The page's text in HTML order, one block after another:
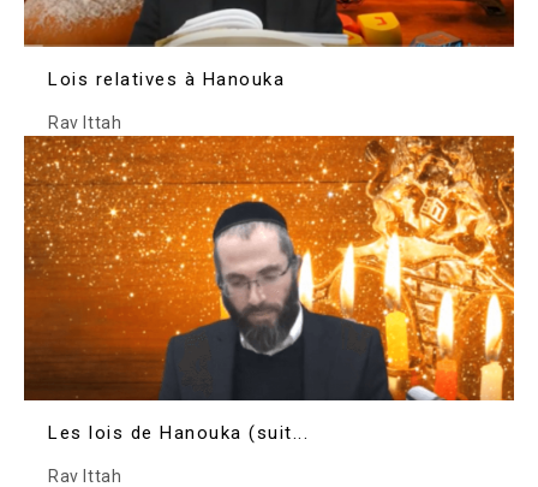
Lois relatives à Hanouka
Rav Ittah
Les lois de Hanouka (suit...
Rav Ittah